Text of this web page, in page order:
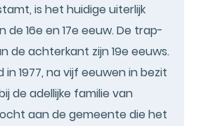
is het huidige uiterlijk
de 16e en 17e eeuw. De trap-
de achterkant zijn 19e eeuws.
in 1977, na vijf eeuwen in bezit
de adellijke familie van
aan de gemeente die het